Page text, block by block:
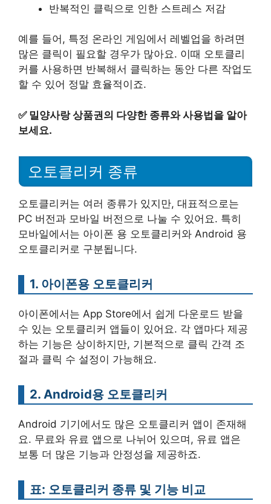
반복적인 클릭으로 인한 스트레스 저감
예를 들어, 특정 온라인 게임에서 레벨업을 하려면
많은 클릭이 필요할 경우가 많아요. 이때 오토클리
커를 사용하면 반복해서 클릭하는 동안 다른 작업도
할 수 있어 정말 효율적이죠.
✅ 밀양사랑 상품권의 다양한 종류와 사용법을 알아
보세요.
오토클리커 종류
오토클리커는 여러 종류가 있지만, 대표적으로는
PC 버전과 모바일 버전으로 나눌 수 있어요. 특히
모바일에서는 아이폰 용 오토클리커와 Android 용
오토클리커로 구분됩니다.
1. 아이폰용 오토클리커
아이폰에서는 App Store에서 쉽게 다운로드 받을
수 있는 오토클리커 앱들이 있어요. 각 앱마다 제공
하는 기능은 상이하지만, 기본적으로 클릭 간격 조
절과 클릭 수 설정이 가능해요.
2. Android용 오토클리커
Android 기기에서도 많은 오토클리커 앱이 존재해
요. 무료와 유료 앱으로 나뉘어 있으며, 유료 앱은
보통 더 많은 기능과 안정성을 제공하죠.
표: 오토클리커 종류 및 기능 비교